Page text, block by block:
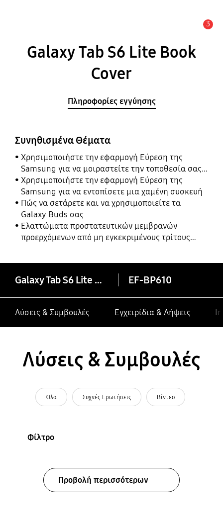
3
Galaxy Tab S6 Lite Book
Cover
Πληροφορίες εγγύησης
Συνηθισμένα Θέματα
Χρησιμοποιήστε την εφαρμογή Εύρεση της
Samsung για να μοιραστείτε την τοποθεσία σας
με τους φίλους, το παιδί, την οικογένειά σας και
άλλες επαφές
Χρησιμοποιήστε την εφαρμογή Εύρεση της
Samsung για να εντοπίσετε μια χαμένη συσκευή
Πώς να σετάρετε και να χρησιμοποιείτε τα
Galaxy Buds σας
Ελαττώματα προστατευτικών μεμβρανών
προερχόμενων από μη εγκεκριμένους τρίτους
Galaxy Tab S6 Lite Book Cover EF-BP610
Λύσεις & Συμβουλές Εγχειρίδια & Λήψεις
Λύσεις & Συμβουλές
Όλα Συχνές Ερωτήσεις Βίντεο
Φίλτρο
Προβολή περισσότερων